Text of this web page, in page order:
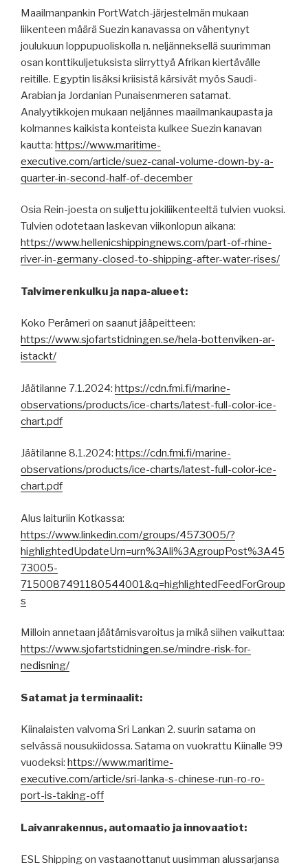
Maailmanpankin PortWatch-järjestelmän mukaan
liikenteen määrä Suezin kanavassa on vähentynyt
joulukuun loppupuoliskolla n. neljänneksellä suurimman
osan konttikuljetuksista siirryttyä Afrikan kiertävälle
reitille. Egyptin lisäksi kriisistä kärsivät myös Saudi-
Arabian ja Jordanian Punaisenmeren satamat.
Analyytikkojen mukaan neljännes maailmankaupasta ja
kolmannes kaikista konteista kulkee Suezin kanavan
kautta: https://www.maritime-
executive.com/article/suez-canal-volume-down-by-a-
quarter-in-second-half-of-december
Osia Rein-joesta on suljettu jokiliikenteeltä tulvien vuoksi.
Tulvien odotetaan laskevan viikonlopun aikana:
https://www.hellenicshippingnews.com/part-of-rhine-
river-in-germany-closed-to-shipping-after-water-rises/
Talvimerenkulku ja napa-alueet:
Koko Perämeri on saanut jääpeitteen:
https://www.sjofartstidningen.se/hela-bottenviken-ar-
istackt/
Jäätilanne 7.1.2024: https://cdn.fmi.fi/marine-
observations/products/ice-charts/latest-full-color-ice-
chart.pdf
Jäätilanne 8.1.2024: https://cdn.fmi.fi/marine-
observations/products/ice-charts/latest-full-color-ice-
chart.pdf
Alus laituriin Kotkassa:
https://www.linkedin.com/groups/4573005/?
highlightedUpdateUrn=urn%3Ali%3AgroupPost%3A45
73005-
7150087491180544001&q=highlightedFeedForGroup
s
Milloin annetaan jäätämisvaroitus ja mikä siihen vaikuttaa:
https://www.sjofartstidningen.se/mindre-risk-for-
nedisning/
Satamat ja terminaalit:
Kiinalaisten valvoma Sri Lankan 2. suurin satama on
selvässä nousukiidossa. Satama on vuokrattu Kiinalle 99
vuodeksi: https://www.maritime-
executive.com/article/sri-lanka-s-chinese-run-ro-ro-
port-is-taking-off
Laivanrakennus, automaatio ja innovaatiot:
ESL Shipping on vastaanottanut uusimman alussarjansa